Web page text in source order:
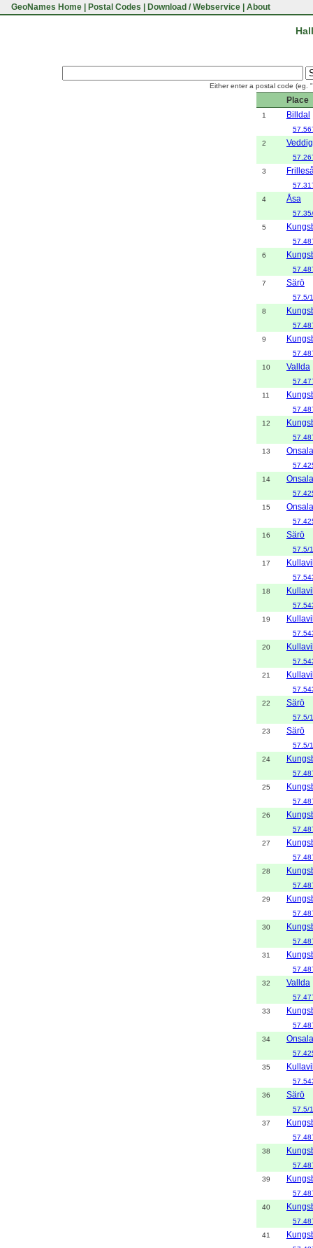
GeoNames Home Postal Codes Download / Webservice About
Either enter a postal code (eg.
Place
1 Billdal
2
3
4
Åsa
5
6
7
Särö
57.5/
8
9
10
Vallda
11
12
13
Onsala
14
Onsala
15
Onsala
16
Särö
57.5/
17
18
19
20
21
22
Särö
57.5/
23
Särö
57.5/
24
25
26
27
28
29
30
31
32
Vallda
33
34
Onsala
35
36
Särö
57.5/
37
38
39
40
41